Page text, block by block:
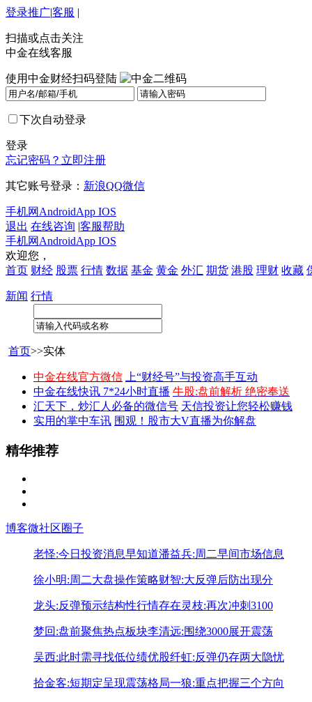
登录推广|客服 |
扫描或点击关注
中金在线客服
使用中金财经扫码登陆
下次自动登录
登录
忘记密码？ 立即注册
其它账号登录： 新浪QQ微信
手机网 AndroidApp IOS
退出 在线咨询 |客服帮助
手机网 AndroidApp IOS
欢迎您，
首页 财经 股票 行情 数据 基金 黄金 外汇 期货 港股 理财 收藏
新闻 行情
首页>>实体
中金在线官方微信
上“财经号”与投资高手互动
中金在线快讯 7*24小时直播 牛股:盘前解析 绝密奉送
汇天下，炒汇人必备的微信号 天信投资让您轻松赚钱
实用的掌中车讯 围观！股市大V直播为你解盘
精华推荐
博客微社区圈子
老怪:今日投资消息早知道潘益兵:周二早间市场信息
徐小明:周二大盘操作策略财智:大反弹后防出现分
龙头:反弹预示结构性行情存在灵枝:再次冲刺3100
梦回:盘前聚焦热点板块李清远:围绕3000展开震荡
吴西:此时需寻找低位绩优股纤虹:反弹仍存两大隐忧
拾金客:短期定呈现震荡格局一狼:重点把握三个方向